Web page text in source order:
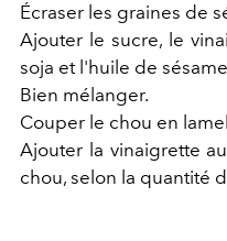
Écraser les graines de
Ajouter le sucre, le
soja et l'huile de
Bien mélanger.
Couper le chou en
Ajouter la vinaigrette
chou, selon la quantité